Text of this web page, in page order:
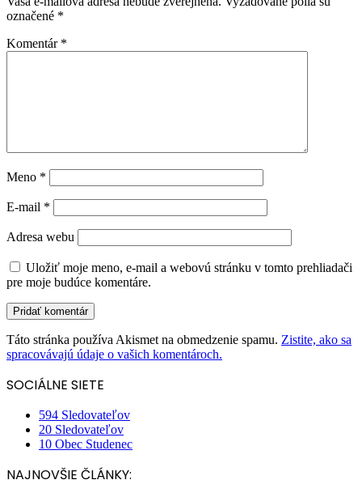
označené *
Komentár *
Meno *
E-mail *
Adresa webu
Uložiť moje meno, e-mail a webovú stránku v tomto prehliadači
pre moje budúce komentáre.
Táto stránka používa Akismet na obmedzenie spamu. Zistite, ako sa
spracovávajú údaje o vašich komentároch.
SOCIÁLNE SIETE
594 Sledovateľov
20 Sledovateľov
10 Obec Studenec
NAJNOVŠIE ČLÁNKY: